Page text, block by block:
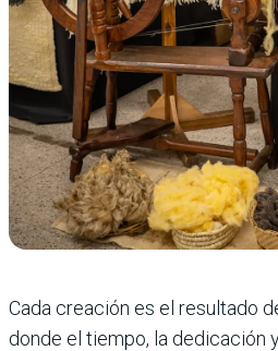
Cada creación es el resultado
donde el tiempo, la dedicación